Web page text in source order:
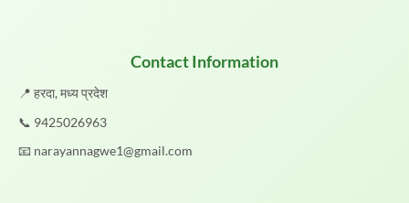
Contact Information
📍 हरदा, मध्य प्रदेश
📞 9425026963
📧 narayannagwe1@gmail.com